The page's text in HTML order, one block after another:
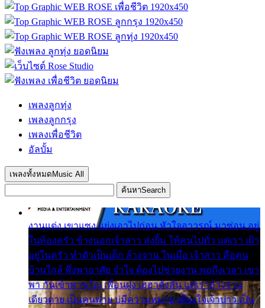
เพลงลูกทุ่ง
เพลงลูกกรุง
เพลงเพื่อชีวิต
อัลบั้ม
เพลงทั้งหมด Music All
ค้นหาSearch
งานแต่ง เขาแซง แย่งเอาไปก่อน หัวใจอาวรณ์ มาซ่อน อยู่
ในห้องครัว ข้างนอกเจ้าสาว ส่งยิ้ม ให้คนไปทั่ว แต่เรา เฝ้า
อยู่ในครัว ทำตัวเป็นเด็ก ล้างจาน ในเมื่อ เจ้าสาว คือคน
บ้านใกล้ พึ่งพาอาศัย จำใจ ต้องไปช่วยงาน พอถึงเวลา เขา
พา กันเข้าพาขวัญ เพื่อนฝูง เฮฮาดังลั่น แต่เราล้างจาน
เดียวดาย เป็นคนพ่าย บ่มีความหมาย เคียงใจเจ้าบ่าว เป็น